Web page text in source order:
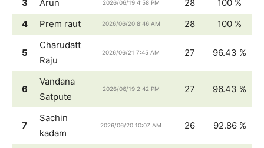
3 Arun 2026/06/19 4:58 PM 28
100 %
4
Prem raut 2026/06/20 8:46 AM 28 100 %
5
Charudatt
Raju
2026/06/21 7:45 AM 27 96.43 %
6
Vandana
Satpute
2026/06/19 2:42 PM 27 96.43 %
7
Sachin
kadam
2026/06/20 10:07 AM 26 92.86 %